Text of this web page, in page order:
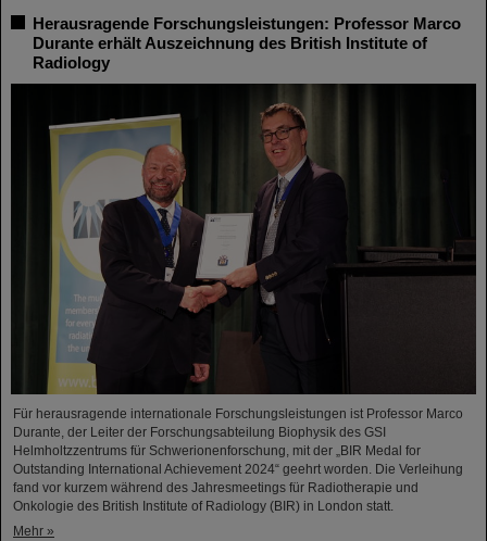
Herausragende Forschungsleistungen: Professor Marco
Durante erhält Auszeichnung des British Institute of
Radiology
Für herausragende internationale Forschungsleistungen ist Professor Marco
Durante, der Leiter der Forschungsabteilung Biophysik des GSI
Helmholtzzentrums für Schwerionenforschung, mit der „BIR Medal for
Outstanding International Achievement 2024“ geehrt worden. Die Verleihung
fand vor kurzem während des Jahresmeetings für Radiotherapie und
Onkologie des British Institute of Radiology (BIR) in London statt.
Mehr »